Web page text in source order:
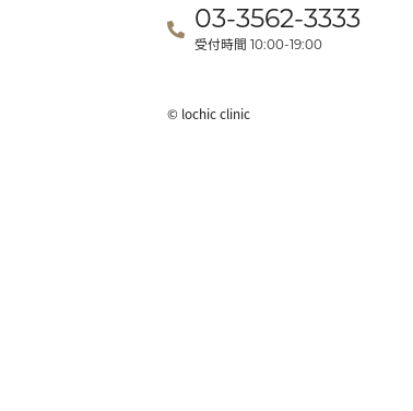
03-3562-3333
受付時間 10:00-19:00
© lochic clinic